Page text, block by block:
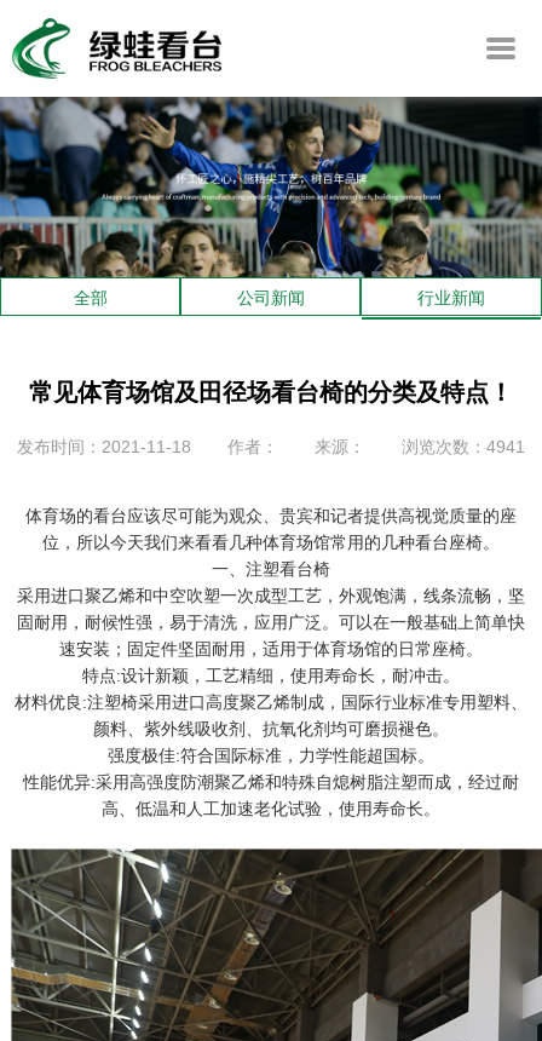
全部 公司新闻 行业新闻
常见体育场馆及田径场看台椅的分类及特点！
发布时间：2021-11-18 作者： 来源： 浏览次数：4941
体育场的看台应该尽可能为观众、贵宾和记者提供高视觉质量的座
位，所以今天我们来看看几种体育场馆常用的几种看台座椅。
一、注塑看台椅
采用进口聚乙烯和中空吹塑一次成型工艺，外观饱满，线条流畅，坚
固耐用，耐候性强，易于清洗，应用广泛。可以在一般基础上简单快
速安装；固定件坚固耐用，适用于体育场馆的日常座椅。
特点:设计新颖，工艺精细，使用寿命长，耐冲击。
材料优良:注塑椅采用进口高度聚乙烯制成，国际行业标准专用塑料、
颜料、紫外线吸收剂、抗氧化剂均可磨损褪色。
强度极佳:符合国际标准，力学性能超国标。
性能优异:采用高强度防潮聚乙烯和特殊自熄树脂注塑而成，经过耐
高、低温和人工加速老化试验，使用寿命长。